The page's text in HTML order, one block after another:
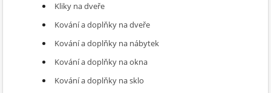
Kliky na dveře
Kování a doplňky na dveře
Kování a doplňky na nábytek
Kování a doplňky na okna
Kování a doplňky na sklo